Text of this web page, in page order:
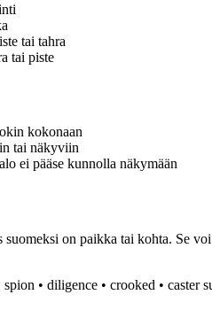
tai tahra
tai piste
kokonaan
tai näkyviin
ei pääse kunnolla näkymään
suomeksi on paikka tai kohta. Se
spion • diligence • crooked • caster